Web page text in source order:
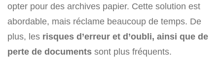
opter pour des archives papier. Cette solution est
abordable, mais réclame beaucoup de temps. De
plus, les risques d’erreur et d’oubli, ainsi que de
perte de documents sont plus fréquents.